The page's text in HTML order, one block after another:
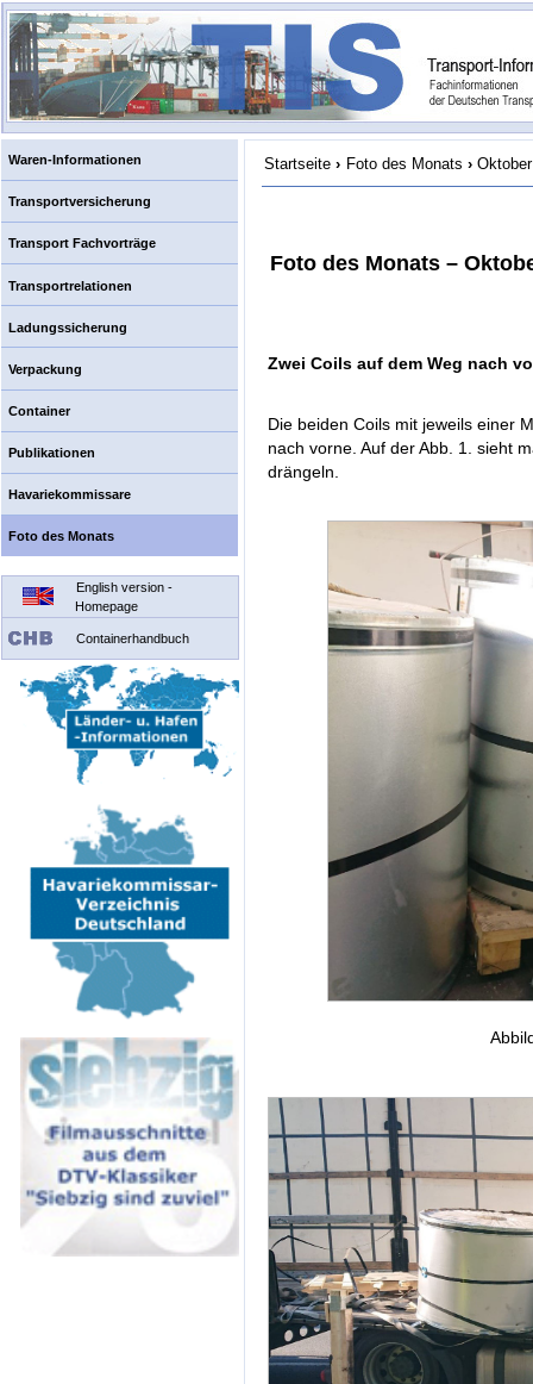
Waren-Informationen
Transportversicherung
Transport Fachvorträge
Transportrelationen
Ladungssicherung
Verpackung
Container
Publikationen
Havariekommissare
Foto des Monats
English version -
Homepage
Containerhandbuch
Startseite › Foto des Monats ›
Foto des Monats –
Zwei Coils auf dem Weg nach
Die beiden Coils mit jeweils einer
nach vorne. Auf der Abb. 1. sieht
drängeln.